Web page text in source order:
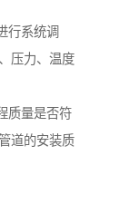
行系统调
压力、温度
质量是否符
道的安装质